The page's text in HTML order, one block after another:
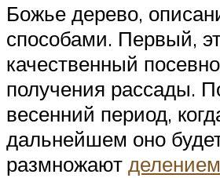
Божье дерево,
способами. Первый,
качественный
получения рассады.
весенний период,
дальнейшем оно
размножают